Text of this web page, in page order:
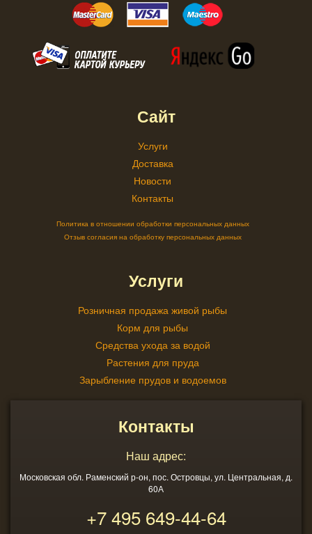
Сайт
Услуги
Доставка
Новости
Контакты
Политика в отношении обработки персональных данных
Отзыв согласия на обработку персональных данных
Услуги
Розничная продажа живой рыбы
Корм для рыбы
Средства ухода за водой
Растения для пруда
Зарыбление прудов и водоемов
Контакты
Наш адрес:
Московская обл. Раменский р-он, пос. Островцы, ул. Центральная, д.
60А
+7 495649-44-64